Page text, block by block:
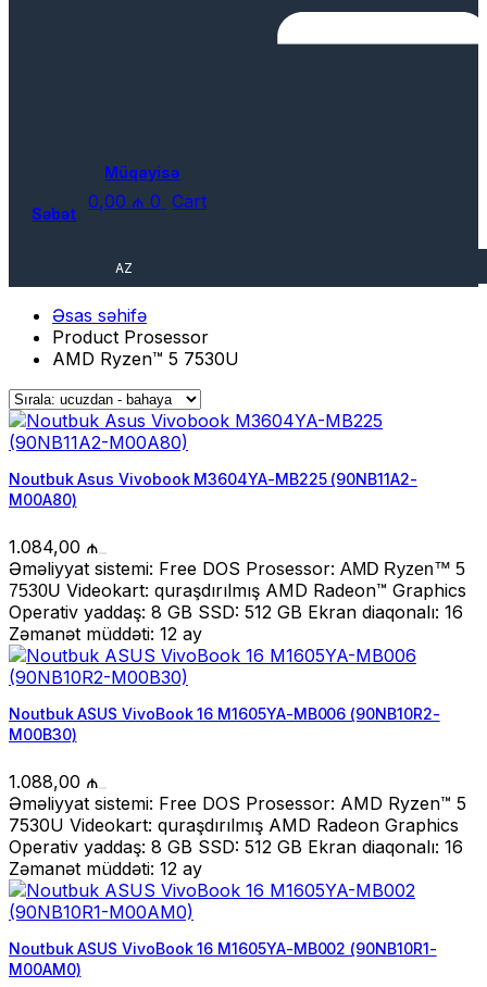
Müqayisə
0,00 ₼ 0 Cart
Səbət
AZ
Əsas səhifə
Product Prosessor
AMD Ryzen™ 5 7530U
Noutbuk Asus Vivobook M3604YA-MB225 (90NB11A2-
M00A80)
1.084,00 ₼
Əməliyyat sistemi: Free DOS Prosessor: AMD Ryzen™ 5
7530U Videokart: quraşdırılmış AMD Radeon™ Graphics
Operativ yaddaş: 8 GB SSD: 512 GB Ekran diaqonalı: 16
Zəmanət müddəti: 12 ay
Noutbuk ASUS VivoBook 16 M1605YA-MB006 (90NB10R2-
M00B30)
1.088,00 ₼
Əməliyyat sistemi: Free DOS Prosessor: AMD Ryzen™ 5
7530U Videokart: quraşdırılmış AMD Radeon Graphics
Operativ yaddaş: 8 GB SSD: 512 GB Ekran diaqonalı: 16
Zəmanət müddəti: 12 ay
Noutbuk ASUS VivoBook 16 M1605YA-MB002 (90NB10R1-
M00AM0)